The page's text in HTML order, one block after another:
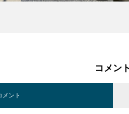
コメント
メント